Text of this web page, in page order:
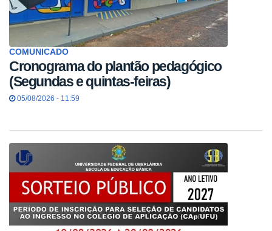
COMUNICADO
Cronograma do plantão pedagógico
(Segundas e quintas-feiras)
05/08/2026 - 11:59